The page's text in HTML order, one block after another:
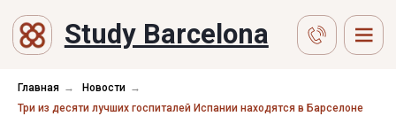
Study Barcelona
Главная → Новости →
Три из десяти лучших госпиталей Испании находятся в Барселоне